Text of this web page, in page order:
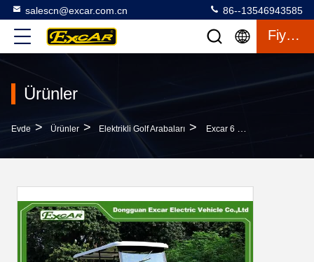
salescn@excar.com.cn 86--13546943585
Fiyat Teklifi
Ürünler
Evde > Ürünler > Elektrikli Golf Arabaları > Excar 6 Kişilik Golf Arabası 800x1100x280mm Alüminyum Kargo Kutulu